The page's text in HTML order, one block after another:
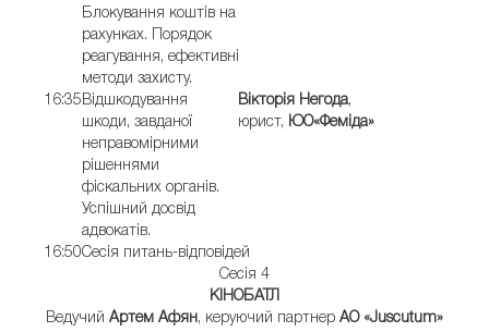
Блокування коштів на
рахунках. Порядок
реагування, ефективні
методи захисту.
16:35 Відшкодування
шкоди, завданої
неправомірними
рішеннями
фіскальних органів.
Успішний досвід
адвокатів.
Вікторія Негода,
юрист, ЮО«Феміда»
16:50Сесія питань-відповідей
Сесія 4
КІНОБАТЛ
Ведучий Артем Афян, керуючий партнер АО «Juscutum»